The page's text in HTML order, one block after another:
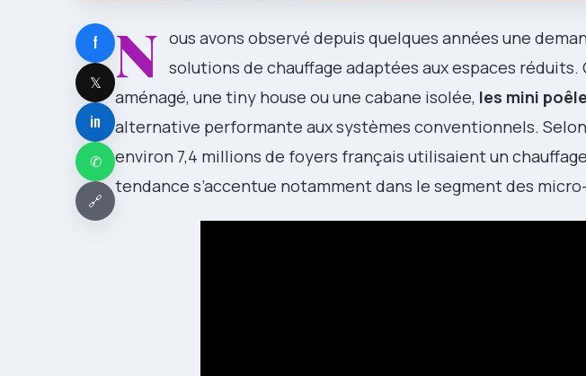
f
𝕏
in
✆
🔗
N ous avons observé depuis quelques années une
solutions de chauffage adaptées aux espaces réduits.
aménagé, une tiny house ou une cabane isolée, les mini
alternative performante aux systèmes conventionnels. Selon
environ 7,4 millions de foyers français utilisaient un
tendance s’accentue notamment dans le segment des